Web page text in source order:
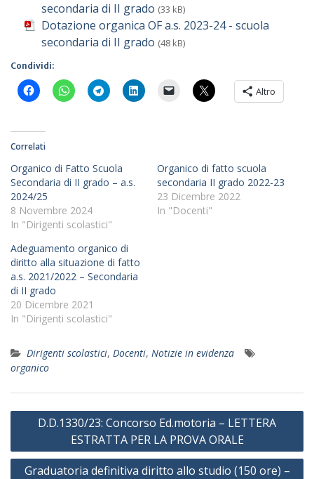
secondaria di II grado (33 kB)
Dotazione organica OF a.s. 2023-24 - scuola
secondaria di II grado (48 kB)
Condividi:
Altro
Correlati
Organico di Fatto Scuola
Secondaria di II grado – a.s.
2024/25
8 Novembre 2024
In "Dirigenti scolastici"
Organico di fatto scuola
secondaria II grado 2022-23
23 Dicembre 2022
In "Docenti"
Adeguamento organico di
diritto alla situazione di fatto
a.s. 2021/2022 – Secondaria
di II grado
20 Dicembre 2021
In "Dirigenti scolastici"
Dirigenti scolastici, Docenti, Notizie in evidenza
organico
Navigazione
D.D.1330/23: Concorso Ed.motoria – LETTERA
ESTRATTA PER LA PROVA ORALE
Graduatoria definitiva diritto allo studio (150 ore) –